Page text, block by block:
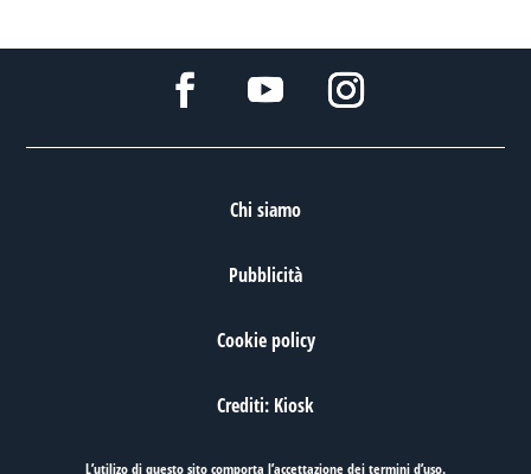
Chi siamo
Pubblicità
Cookie policy
Crediti: Kiosk
L’utilizo di questo sito comporta l’accettazione deitermini d’uso.